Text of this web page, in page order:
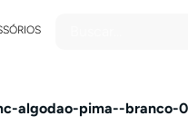
algodao-pima--branco-